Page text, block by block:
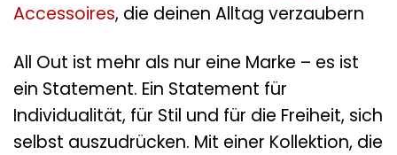
Accessoires, die deinen Alltag verzaubern
All Out ist mehr als nur eine Marke – es ist
ein Statement. Ein Statement für
Individualität, für Stil und für die Freiheit, sich
selbst auszudrücken. Mit einer Kollektion, die